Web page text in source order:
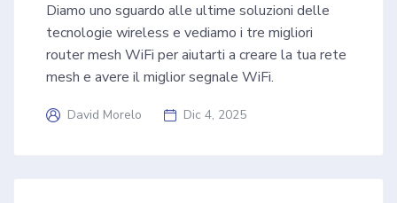
Diamo uno sguardo alle ultime soluzioni delle
tecnologie wireless e vediamo i tre migliori
router mesh WiFi per aiutarti a creare la tua rete
mesh e avere il miglior segnale WiFi.
David Morelo Dic 4, 2025